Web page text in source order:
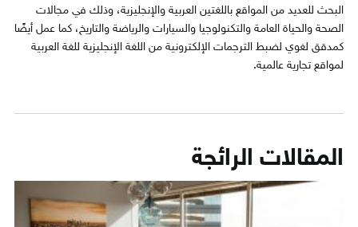
البحث للعديد من المواقع باللغتين العربية والإنجليزية، وذلك في مجالات
الصحة والحياة العامة والتكنولوجيا والسيارات والرياضة والتاريخ، كما عمل أيضًا
كمدقق لغوي لضبط الترجمات الإلكترونية من اللغة الإنجليزية للغة العربية
لمواقع تجارية عالمية.
المقالات الرائجة